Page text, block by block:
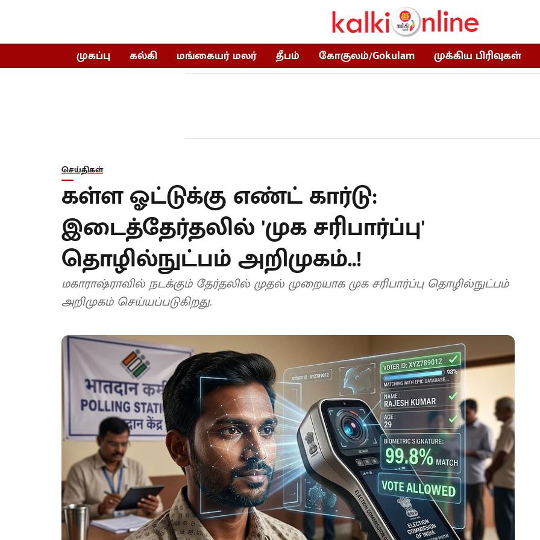
முகப்பு கல்கி மங்கையர் மலர் தீபம் கோகுலம்/Gokulam முக்கிய பிரிவுகள்
செய்திகள்
கள்ள ஓட்டுக்கு எண்ட் கார்டு:
இடைத்தேர்தலில் 'முக சரிபார்ப்பு'
தொழில்நுட்பம் அறிமுகம்..!
மகாராஷ்ராவில் நடக்கும் தேர்தலில் முதல் முறையாக முக சரிபார்ப்பு தொழில்நுட்பம்
அறிமுகம் செய்யப்படுகிறது.